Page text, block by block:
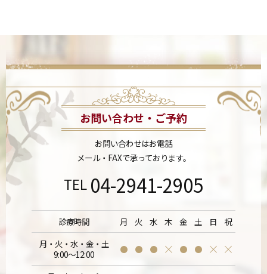
お問い合わせ・ご予約
お問い合わせはお電話
メール・FAXで承っております。
TEL 04-2941-2905
診療時間 月 火 水 木 金 土 日
祝
月・火・水・金・土
9:00～12:00